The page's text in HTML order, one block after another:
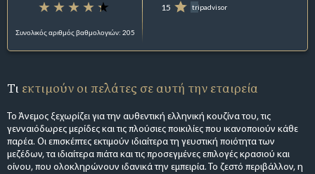
Συνολικός αριθμός βαθμολογιών: 205
15 tripadvisor
Τι εκτιμούν οι πελάτες σε αυτή την εταιρεία
Το Άνεμος ξεχωρίζει για την αυθεντική ελληνική κουζίνα του, τις
γενναιόδωρες μερίδες και τις πλούσιες ποικιλίες που ικανοποιούν κάθε
παρέα. Οι επισκέπτες εκτιμούν ιδιαίτερα τη γευστική ποιότητα των
μεζέδων, τα ιδιαίτερα πιάτα και τις προσεγμένες επιλογές κρασιού και
οίνου, που ολοκληρώνουν ιδανικά την εμπειρία. Το ζεστό περιβάλλον, η